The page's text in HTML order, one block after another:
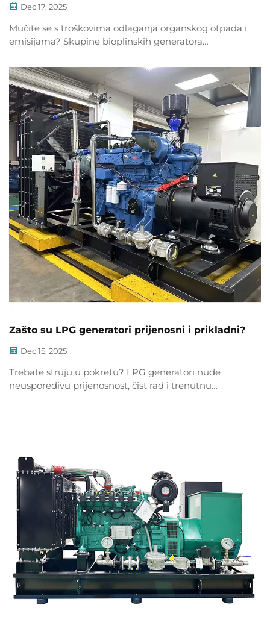
Dec 17, 2025
Mučite se s troškovima odlaganja organskog otpada i
emisijama? Skupine bioplinskih generatora
korištenje odlagališta, smanjujući CO₂ i ostvarujući
povrat ulaganja. Otkrijte kako već danas.
Zašto su LPG generatori prijenosni i prikladni?
Dec 15, 2025
Trebate struju u pokretu? LPG generatori nude
neusporedivu prijenosnost, čist rad i trenutnu